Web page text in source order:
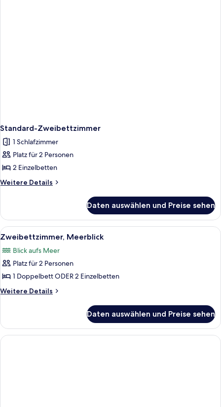
Standard-Zweibettzimmer
1 Schlafzimmer
Platz für 2 Personen
2 Einzelbetten
Weitere Details
Weitere
Zweibettzimmer
Daten auswählen und Preise sehen
Alle
Fotos
für
Zweibettzimmer,
Meerblick
anzeigen
Ein Hotelzimmer mit einem Bett,
7
Zweibettzimmer, Meerblick
Blick aufs Meer
Platz für 2 Personen
1 Doppelbett ODER 2 Einzelbetten
Weitere Details
Weitere
Meerblick
Daten auswählen und Preise sehen